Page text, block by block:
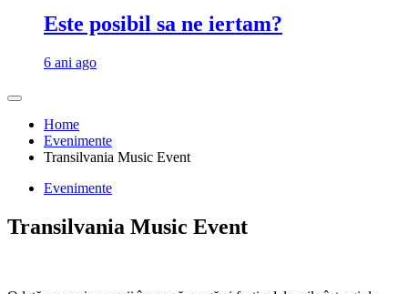
Este posibil sa ne iertam?
6 ani ago
Home
Evenimente
Transilvania Music Event
Evenimente
Transilvania Music Event